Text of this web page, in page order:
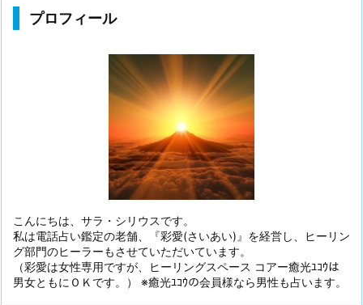
プロフィール
こんにちは、サラ・シリウスです。
私は電話占い鑑定の老舗、『彩愛(さいあい)』を経営し、ヒーリン
グ部門のヒーラーもさせていただいています。
（彩愛は女性専用ですが、ヒーリングスペース コアー癒光ﾕｺｳは
男女ともにＯＫです。） ※癒光ﾕｺｳの会員様なら男性も占います。